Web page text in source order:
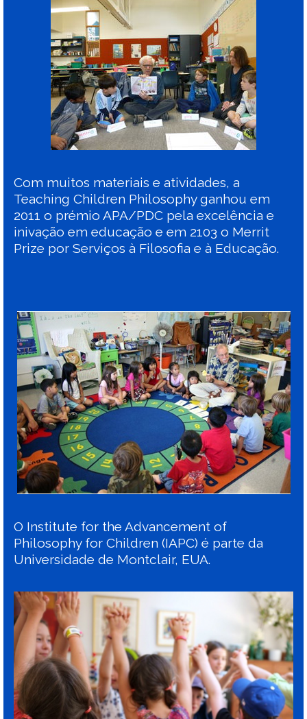
Com muitos materiais e atividades, a
Teaching Children Philosophy ganhou em
2011 o prémio APA/PDC pela excelência e
inivação em educação e em 2103 o Merrit
Prize por Serviços à Filosofia e à Educação.
O Institute for the Advancement of
Philosophy for Children (IAPC) é parte da
Universidade de Montclair, EUA.